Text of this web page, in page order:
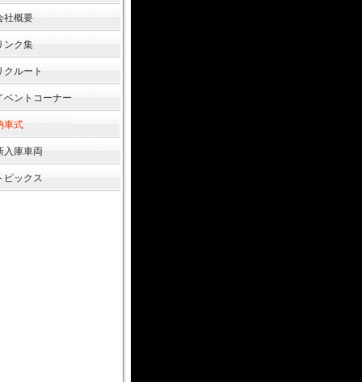
社概要
ンク集
クルート
ベントコーナー
車式
入庫車両
ピックス